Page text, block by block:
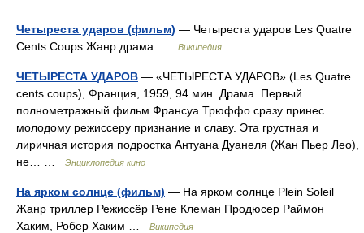
Четыреста ударов (фильм) — Четыреста ударов Les Quatre
Cents Coups Жанр драма …
Википедия
ЧЕТЫРЕСТА УДАРОВ — «ЧЕТЫРЕСТА УДАРОВ» (Les Quatre
cents coups), Франция, 1959, 94 мин. Драма. Первый
полнометражный фильм Франсуа Трюффо сразу принес
молодому режиссеру признание и славу. Эта грустная и
лиричная история подростка Антуана Дуанеля (Жан Пьер Лео),
не… …
Энциклопедия кино
На ярком солнце (фильм) — На ярком солнце Plein Soleil
Жанр триллер Режиссёр Рене Клеман Продюсер Раймон
Хаким, Робер Хаким …
Википедия